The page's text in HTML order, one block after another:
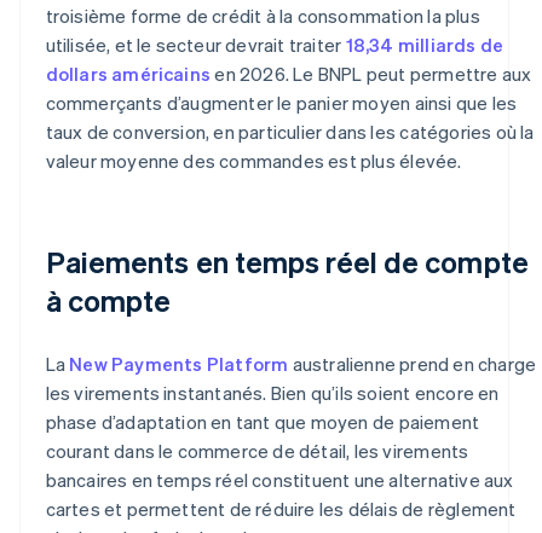
troisième forme de crédit à la consommation la plus
utilisée, et le secteur devrait traiter 18,34 milliards de
dollars américainsen 2026. Le BNPL peut permettre aux
commerçants d’augmenter le panier moyen ainsi que les
taux de conversion, en particulier dans les catégories où la
valeur moyenne des commandes est plus élevée.
Paiements en temps réel de compte
à compte
La New Payments Platform australienne prend en charge
les virements instantanés. Bien qu’ils soient encore en
phase d’adaptation en tant que moyen de paiement
courant dans le commerce de détail, les virements
bancaires en temps réel constituent une alternative aux
cartes et permettent de réduire les délais de règlement